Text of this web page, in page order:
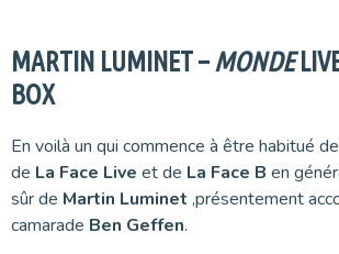
MARTIN LUMINET – MONDE
BOX
En voilà un qui commence à être habitué
de La Face Live et de La Face B en
sûr de Martin Luminet ,présentement
camarade Ben Geffen.